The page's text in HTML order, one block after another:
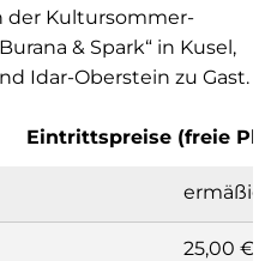
der Kultursommer-
& Spark“ in Kusel,
Idar-Oberstein zu Gast.
Eintrittspreise (freie
25,00 €